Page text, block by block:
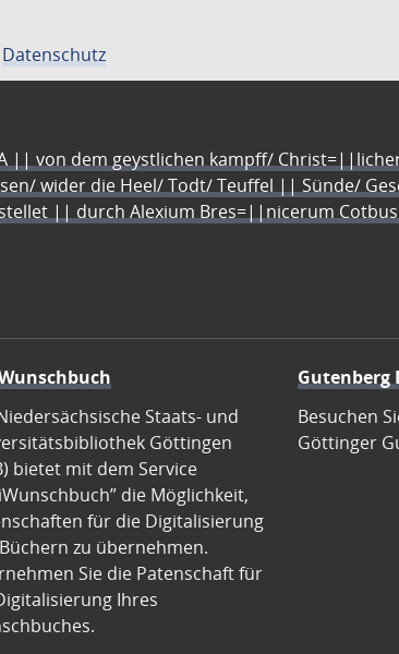
Datenschutz
|| von dem geystlichen kampff/
wider die Heel/ Todt/ Teuffel || Sünde/
|| durch Alexium Bres=||nicerum
Staats- und
Göttingen
bietet mit dem Service
die Möglichkeit,
für die Digitalisierung
zu übernehmen.
Sie die Patenschaft für
Ihres
Gutenberg
Besuchen
Göttinger